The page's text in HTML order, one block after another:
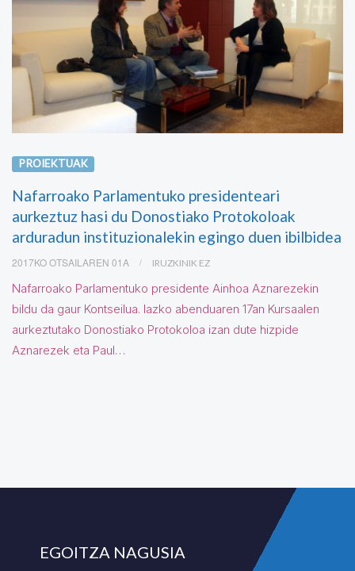
PROIEKTUAK
Nafarroako Parlamentuko presidenteari
aurkeztuz hasi du Donostiako Protokoloak
arduradun instituzionalekin egingo duen ibilbidea
2017KO OTSAILAREN 01A IRUZKINIK EZ
Nafarroako Parlamentuko presidente Ainhoa Aznarezekin
bildu da gaur Kontseilua. Iazko abenduaren 17an Kursaalen
aurkeztutako Donostiako Protokoloa izan dute hizpide
Aznarezek eta Paul…
EGOITZA NAGUSIA